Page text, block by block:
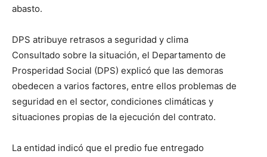
abasto.
DPS atribuye retrasos a seguridad y clima
Consultado sobre la situación, el Departamento de
Prosperidad Social (DPS) explicó que las demoras
obedecen a varios factores, entre ellos problemas de
seguridad en el sector, condiciones climáticas y
situaciones propias de la ejecución del contrato.
La entidad indicó que el predio fue entregado